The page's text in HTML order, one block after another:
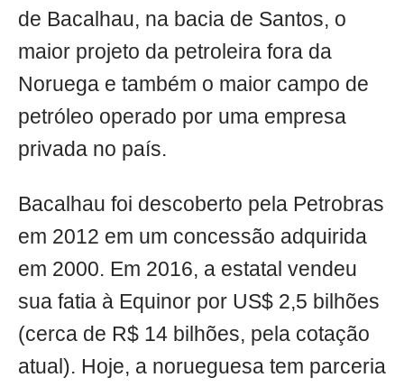
de Bacalhau, na bacia de Santos, o
maior projeto da petroleira fora da
Noruega e também o maior campo de
petróleo operado por uma empresa
privada no país.
Bacalhau foi descoberto pela Petrobras
em 2012 em um concessão adquirida
em 2000. Em 2016, a estatal vendeu
sua fatia à Equinor por US$ 2,5 bilhões
(cerca de R$ 14 bilhões, pela cotação
atual). Hoje, a norueguesa tem parceria